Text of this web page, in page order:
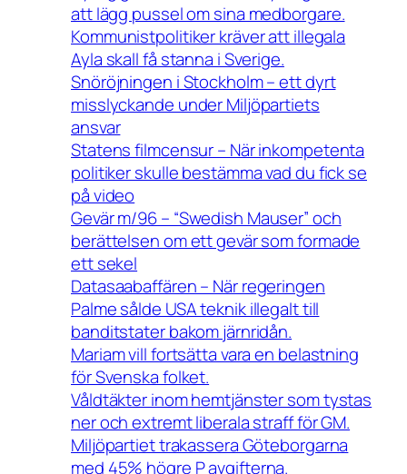
att lägg pussel om sina medborgare.
Kommunistpolitiker kräver att illegala
Ayla skall få stanna i Sverige.
Snöröjningen i Stockholm – ett dyrt
misslyckande under Miljöpartiets
ansvar
Statens filmcensur – När inkompetenta
politiker skulle bestämma vad du fick se
på video
Gevär m/96 – “Swedish Mauser” och
berättelsen om ett gevär som formade
ett sekel
Datasaabaffären – När regeringen
Palme sålde USA teknik illegalt till
banditstater bakom järnridån.
Mariam vill fortsätta vara en belastning
för Svenska folket.
Våldtäkter inom hemtjänster som tystas
ner och extremt liberala straff för GM.
Miljöpartiet trakassera Göteborgarna
med 45% högre P avgifterna.